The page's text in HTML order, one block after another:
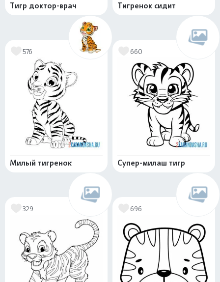
Тигр доктор-врач Тигренок сидит
576
Милый тигренок
660
Супер-милаш тигр
329 696